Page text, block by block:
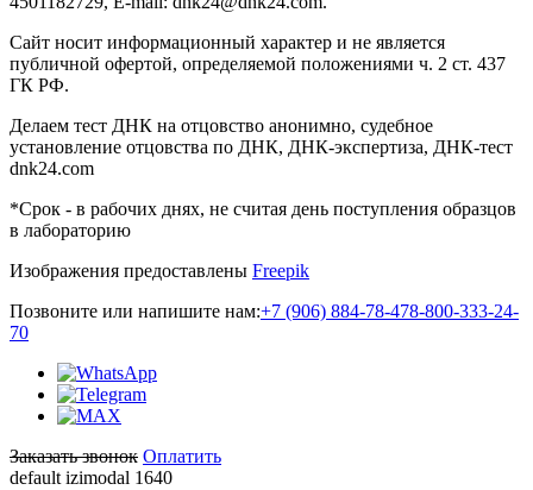
Сайт носит информационный характер и не является
публичной офертой, определяемой положениями ч. 2 ст. 437
ГК РФ.
Делаем тест ДНК на отцовство анонимно, судебное
установление отцовства по ДНК, ДНК-экспертиза, ДНК-тест
dnk24.com
*Срок - в рабочих днях, не считая день поступления образцов
в лабораторию
Изображения предоставлены Freepik
Позвоните или напишите нам:+7 (906) 884-78-478-800-333-24-
70
Заказать звонок Оплатить
default izimodal 1640